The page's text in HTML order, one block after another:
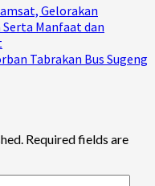
Gelorakan
Manfaat dan
Tabrakan Bus Sugeng
Required fields are